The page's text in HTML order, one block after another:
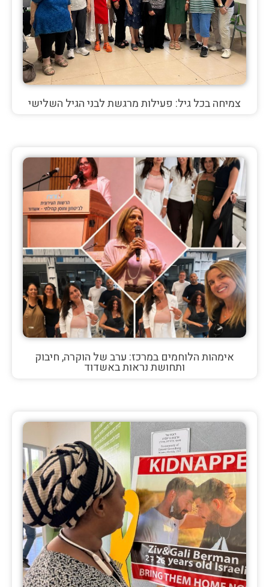
צמיחה בכל גיל: פעילות מרגשת לבני הגיל השלישי
אימהות הלוחמים במרכז: ערב של הוקרה, חיבוק
ותחושת נראות באשדוד